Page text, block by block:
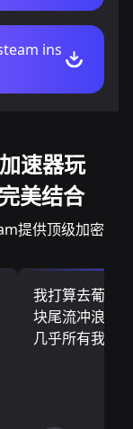
ins
速器玩
美结合
提供顶级加密
我打算去葡萄
块尾流冲浪板
几乎所有我需